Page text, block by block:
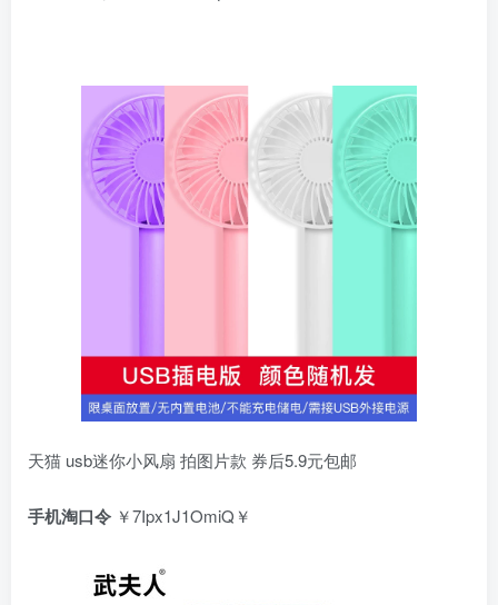
天猫 usb迷你小风扇 拍图片款 券后5.9元包邮
手机淘口令 ￥7Ipx1J1OmiQ￥